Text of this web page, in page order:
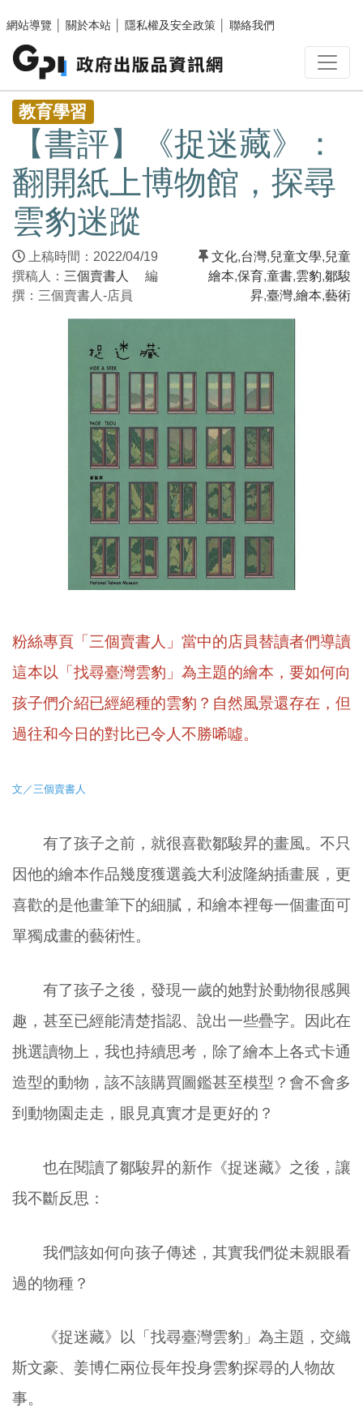
網站導覽
關於本站 隱私權及安全政策 聯絡我們
:::
教育學習
【書評】《捉迷藏》：
翻開紙上博物館，探尋
雲豹迷蹤
上稿時間：2022/04/19
撰稿人： 三個賣書人
編
撰：三個賣書人-店員
文化,台灣,兒童文學,兒童
繪本,保育,童書,雲豹,鄒駿
昇,臺灣,繪本,藝術
粉絲專頁「三個賣書人」當中的店員替讀者們導讀
這本以「找尋臺灣雲豹」為主題的繪本，要如何向
孩子們介紹已經絕種的雲豹？自然風景還存在，但
過往和今日的對比已令人不勝唏噓。
文／三個賣書人
有了孩子之前，就很喜歡鄒駿昇的畫風。不只
因他的繪本作品幾度獲選義大利波隆納插畫展，更
喜歡的是他畫筆下的細膩，和繪本裡每一個畫面可
單獨成畫的藝術性。
有了孩子之後，發現一歲的她對於動物很感興
趣，甚至已經能清楚指認、說出一些疊字。因此在
挑選讀物上，我也持續思考，除了繪本上各式卡通
造型的動物，該不該購買圖鑑甚至模型？會不會多
到動物園走走，眼見真實才是更好的？
也在閱讀了鄒駿昇的新作《捉迷藏》之後，讓
我不斷反思：
我們該如何向孩子傳述，其實我們從未親眼看
過的物種？
《捉迷藏》以「找尋臺灣雲豹」為主題，交織
斯文豪、姜博仁兩位長年投身雲豹探尋的人物故
事。